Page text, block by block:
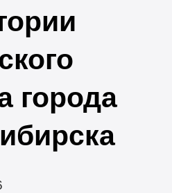
города